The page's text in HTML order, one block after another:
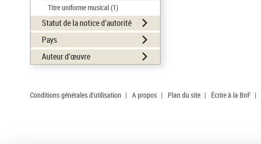
Titre uniforme musical(1)
Statut de la notice d’autorité
Pays
Auteur d’œuvre
Conditions générales d'utilisation | A propos | Plan du site | Écrire à la BnF |